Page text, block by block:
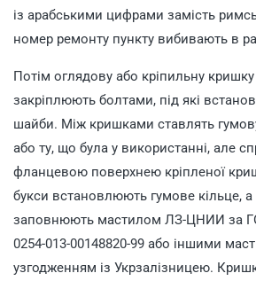
із арабськими цифрами замість
номер ремонту пункту вибивають в
Потім оглядову або кріпильну
закріплюють болтами, під які
шайби. Між кришками ставлять
або ту, що була у використанні, але
фланцевою поверхнею кріпленої
букси встановлюють гумове кільце, а
заповнюють мастилом ЛЗ-ЦНИИ за
0254-013-00148820-99 або іншими
узгодженням із Укрзалізницею.